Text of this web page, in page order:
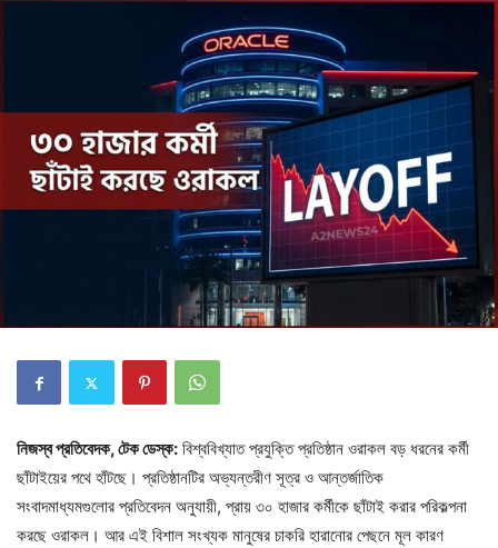
নিজস্ব প্রতিবেদক, টেক ডেস্ক: বিশ্ববিখ্যাত প্রযুক্তি প্রতিষ্ঠান ওরাকল বড় ধরনের কর্মী
ছাঁটাইয়ের পথে হাঁটছে। প্রতিষ্ঠানটির অভ্যন্তরীণ সূত্র ও আন্তর্জাতিক
সংবাদমাধ্যমগুলোর প্রতিবেদন অনুযায়ী, প্রায় ৩০ হাজার কর্মীকে ছাঁটাই করার পরিকল্পনা
করছে ওরাকল। আর এই বিশাল সংখ্যক মানুষের চাকরি হারানোর পেছনে মূল কারণ